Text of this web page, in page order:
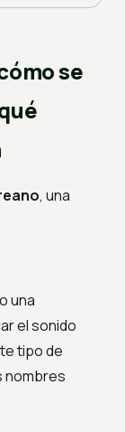
se
, una
una
el sonido
tipo de
nombres